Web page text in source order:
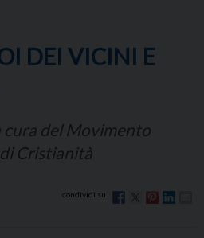
DEI VICINI E
del Movimento
Cristianità